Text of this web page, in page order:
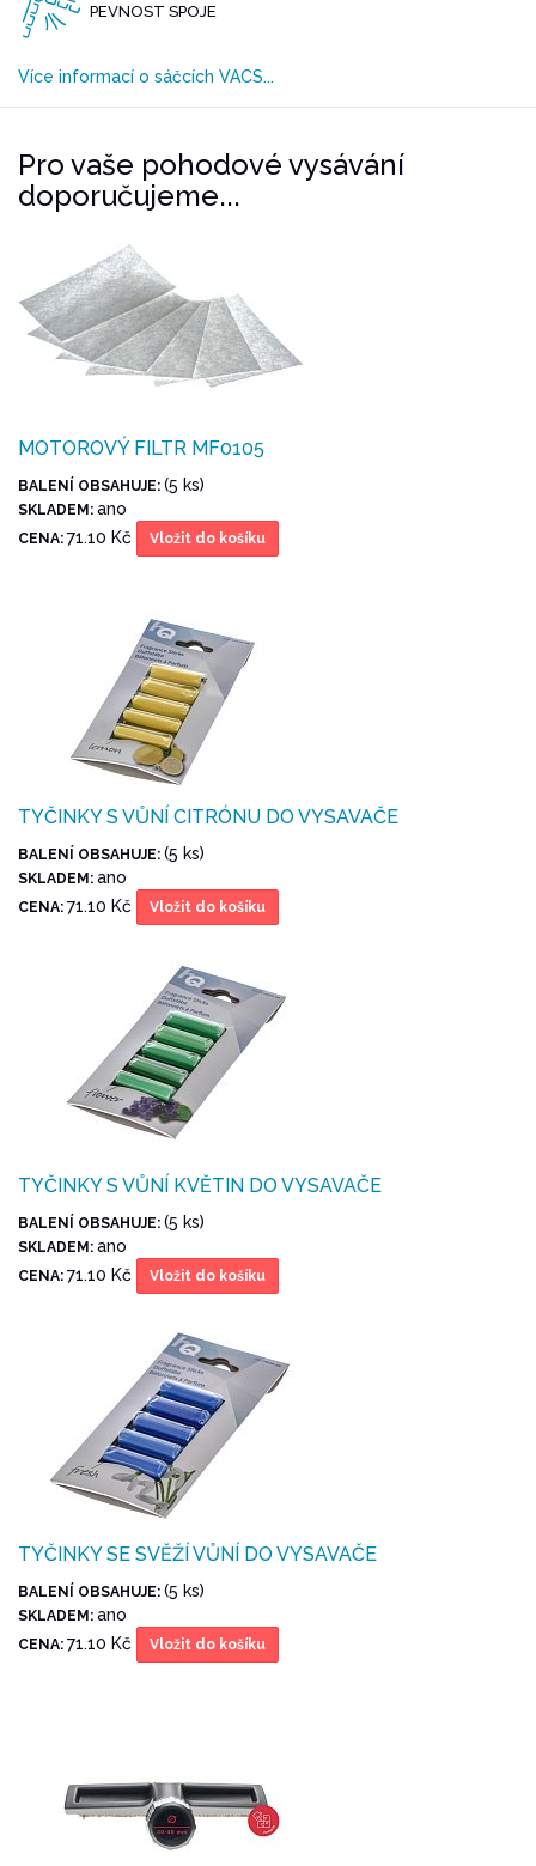
PEVNOST SPOJE
Více informací o sáčcích VACS...
Pro vaše pohodové vysávání
doporučujeme...
MOTOROVÝ FILTR MF0105
BALENÍ OBSAHUJE: (5 ks)
SKLADEM: ano
CENA: 71.10 Kč Vložit do košíku
TYČINKY S VŮNÍ CITRÓNU DO VYSAVAČE
BALENÍ OBSAHUJE: (5 ks)
SKLADEM: ano
CENA: 71.10 Kč Vložit do košíku
TYČINKY S VŮNÍ KVĚTIN DO VYSAVAČE
BALENÍ OBSAHUJE: (5 ks)
SKLADEM: ano
CENA: 71.10 Kč Vložit do košíku
TYČINKY SE SVĚŽÍ VŮNÍ DO VYSAVAČE
BALENÍ OBSAHUJE: (5 ks)
SKLADEM: ano
CENA: 71.10 Kč Vložit do košíku